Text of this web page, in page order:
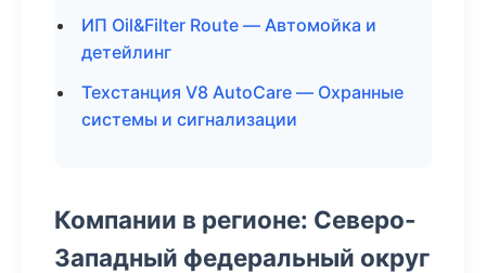
ИП Oil&Filter Route — Автомойка и
детейлинг
Техстанция V8 AutoCare — Охранные
системы и сигнализации
Компании в регионе: Северо-
Западный федеральный округ